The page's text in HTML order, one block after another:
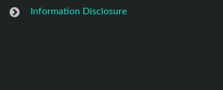
Information Disclosure